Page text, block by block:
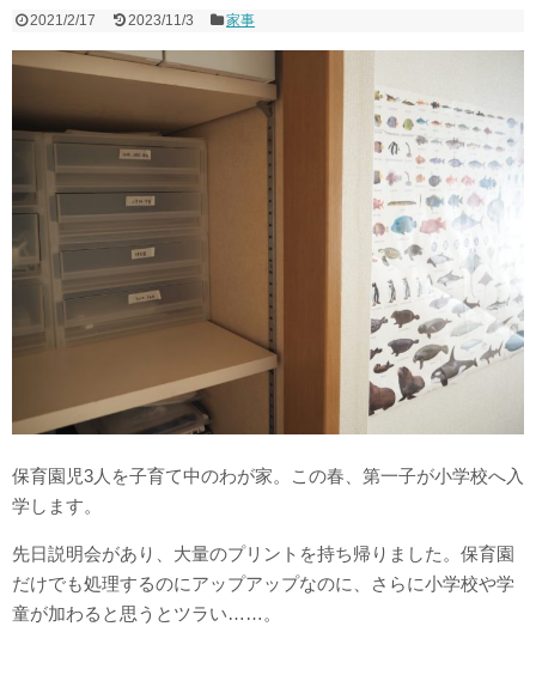
2021/2/17 2023/11/3 家事
保育園児3人を子育て中のわが家。この春、第一子が小学校へ入
学します。
先日説明会があり、大量のプリントを持ち帰りました。保育園
だけでも処理するのにアップアップなのに、さらに小学校や学
童が加わると思うとツラい……。